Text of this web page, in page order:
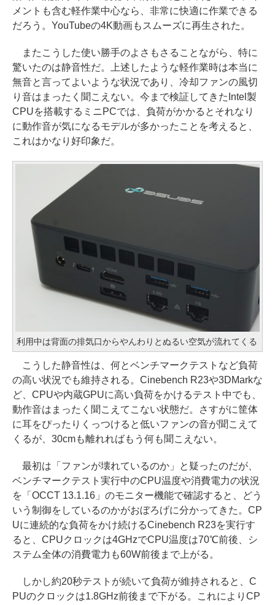
メントも含む軽作業中心なら、非常に快適に作業できる
だろう。YouTubeの4K動画もスムーズに再生された。
またこうした使い勝手のよさもさることながら、特に
驚いたのは静音性だ。上述したような軽作業時は本当に
無音と言ってよいような状況であり、冷却ファンの風切
り音はまったく聞こえない。今まで検証してきたIntel製
CPUを搭載するミニPCでは、負荷がかかるとそれなり
に動作音が気になるモデルが多かったことを考えると、
これはかなり好印象だ。
利用中は背面の排気口からやんわりとぬるい空気が流れてくる
こうした静音性は、何とベンチマークテストなど負荷
の高い状況でも維持される。Cinebench R23や3DMarkな
ど、CPUや内蔵GPUに高い負荷をかけるテスト中でも、
動作音はまったく聞こえてこない状態だ。さすがに筐体
に耳をぴったりくっつけると低いファンの音が聞こえて
くるが、30cmも離れればもう何も聞こえない。
最初は「ファンが壊れているのか」と疑ったのだが、
ベンチマークテスト実行中のCPU温度や消費電力の状況
を「OCCT 13.1.16」のモニター機能で確認すると、どう
いう制御をしているのかがおぼろげに分かってきた。CP
Uに連続的な負荷をかけ続けるCinebench R23を実行す
ると、CPUクロックは4GHzでCPU温度は70℃前後、シ
ステム全体の消費電力も60W前後まで上がる。
しかし約20秒テストが続いて負荷が維持されると、C
PUのクロックは1.8GHz前後まで下がる。これによりCP